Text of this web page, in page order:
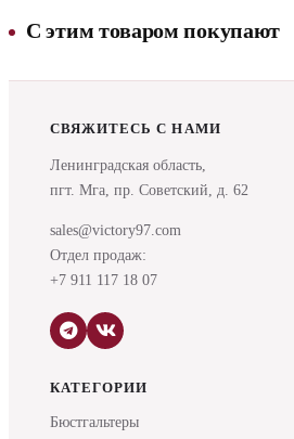
С этим товаром покупают
СВЯЖИТЕСЬ С НАМИ
Ленинградская область,
пгт. Мга, пр. Советский, д. 62
sales@victory97.com
Отдел продаж:
+7 911 117 18 07
КАТЕГОРИИ
Бюстгальтеры